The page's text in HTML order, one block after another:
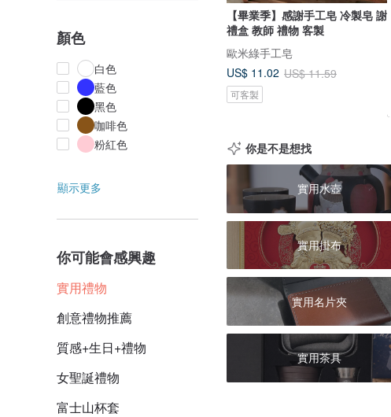
顏色
白色
藍色
黑色
咖啡色
粉紅色
顯示更多
你可能會感興趣
實用禮物
創意禮物推薦
質感+生日+禮物
女聖誕禮物
富士山杯套
【畢業季】感謝手工皂 冷製皂 謝師
禮盒 教師 禮物 客製
歐米綠手工皂
US$ 11.02 US$ 11.59
可客製
你是不是想找
實用水壺
實用掛布
實用名片夾
實用茶具